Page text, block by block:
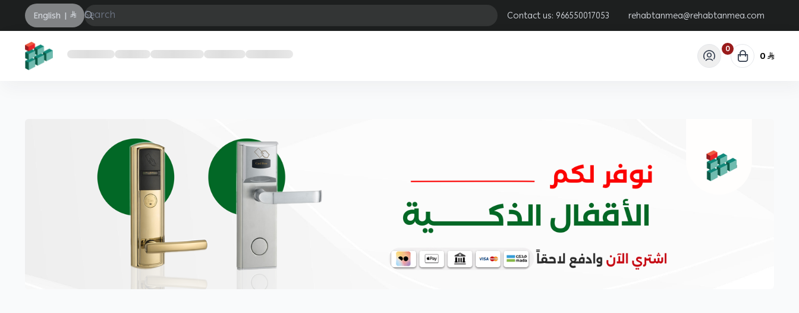
English | Contact us: 966550017053 rehabtanmea@rehabtanmea.com
rehab al-tanmia company
0 0